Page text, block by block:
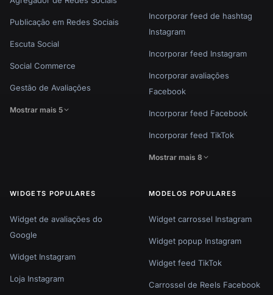
Publicação em Redes Sociais
Escuta Social
Social Commerce
Gestão de Avaliações
Mostrar mais 5
Incorporar feed de hashtag
Instagram
Incorporar feed Instagram
Incorporar avaliações
Facebook
Incorporar feed Facebook
Incorporar feed TikTok
Mostrar mais 8
WIDGETS POPULARES
Widget de avaliações do
Google
Widget Instagram
Loja Instagram
MODELOS POPULARES
Widget carrossel Instagram
Widget popup Instagram
Widget feed TikTok
Carrossel de Reels Facebook